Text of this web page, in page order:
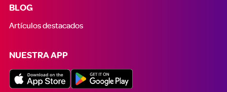
BLOG
Artículos destacados
NUESTRA APP